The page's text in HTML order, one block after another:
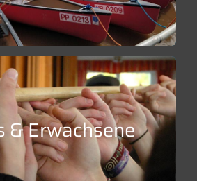
Jungen*:
& Erwachsene
& Erwachsene:
Kopf, Herz und Hand
Weiter lesen…